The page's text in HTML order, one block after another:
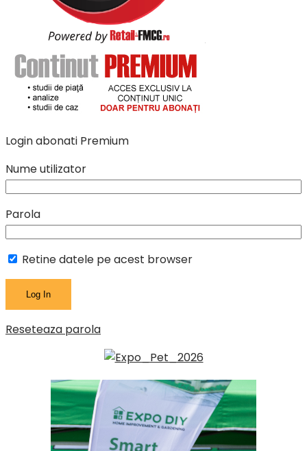
Login abonati Premium
Nume utilizator
Parola
Retine datele pe acest browser
Reseteaza parola